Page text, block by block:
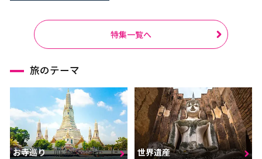
特集一覧へ
旅のテーマ
お寺巡り 世界遺産